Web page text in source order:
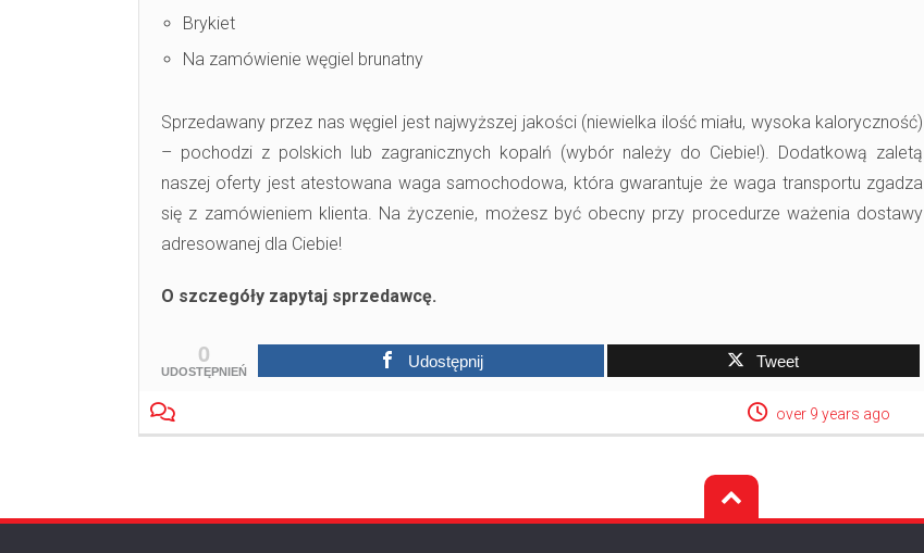
Brykiet
Na zamówienie węgiel brunatny
Sprzedawany przez nas węgiel jest najwyższej jakości (niewielka ilość miału, wysoka kaloryczność)
– pochodzi z polskich lub zagranicznych kopalń (wybór należy do Ciebie!). Dodatkową zaletą
naszej oferty jest atestowana waga samochodowa, która gwarantuje że waga transportu zgadza
się z zamówieniem klienta. Na życzenie, możesz być obecny przy procedurze ważenia dostawy
adresowanej dla Ciebie!
O szczegóły zapytaj sprzedawcę.
0
UDOSTĘPNIEŃ
Udostępnij Tweet
over 9 years ago